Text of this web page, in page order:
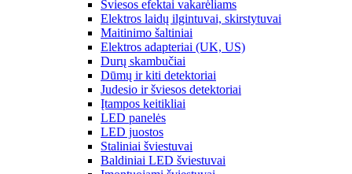
Šviesos efektai vakarėliams
Elektros laidų ilgintuvai, skirstytuvai
Maitinimo šaltiniai
Elektros adapteriai (UK, US)
Durų skambučiai
Dūmų ir kiti detektoriai
Judesio ir šviesos detektoriai
Įtampos keitikliai
LED panelės
LED juostos
Staliniai šviestuvai
Baldiniai LED šviestuvai